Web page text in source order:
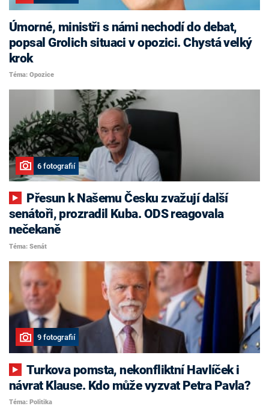
Úmorné, ministři s námi nechodí do debat,
popsal Grolich situaci v opozici. Chystá velký
krok
Téma: Opozice
6 fotografií
senátoři, prozradil Kuba. ODS reagovala
nečekaně
Téma: Senát
9 fotografií
Turkova pomsta, nekonfliktní Havlíček i
návrat Klause. Kdo může vyzvat Petra Pavla?
Téma: Politika